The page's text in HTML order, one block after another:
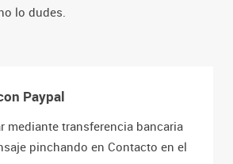
lo dudes.
Paypal
mediante transferencia bancaria
pinchando en Contacto en el